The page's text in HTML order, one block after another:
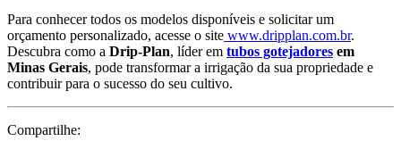
Para conhecer todos os modelos disponíveis e solicitar um
orçamento personalizado, acesse o site www.dripplan.com.br.
Descubra como a Drip-Plan, líder em tubos gotejadores em
Minas Gerais, pode transformar a irrigação da sua propriedade e
contribuir para o sucesso do seu cultivo.
Compartilhe: